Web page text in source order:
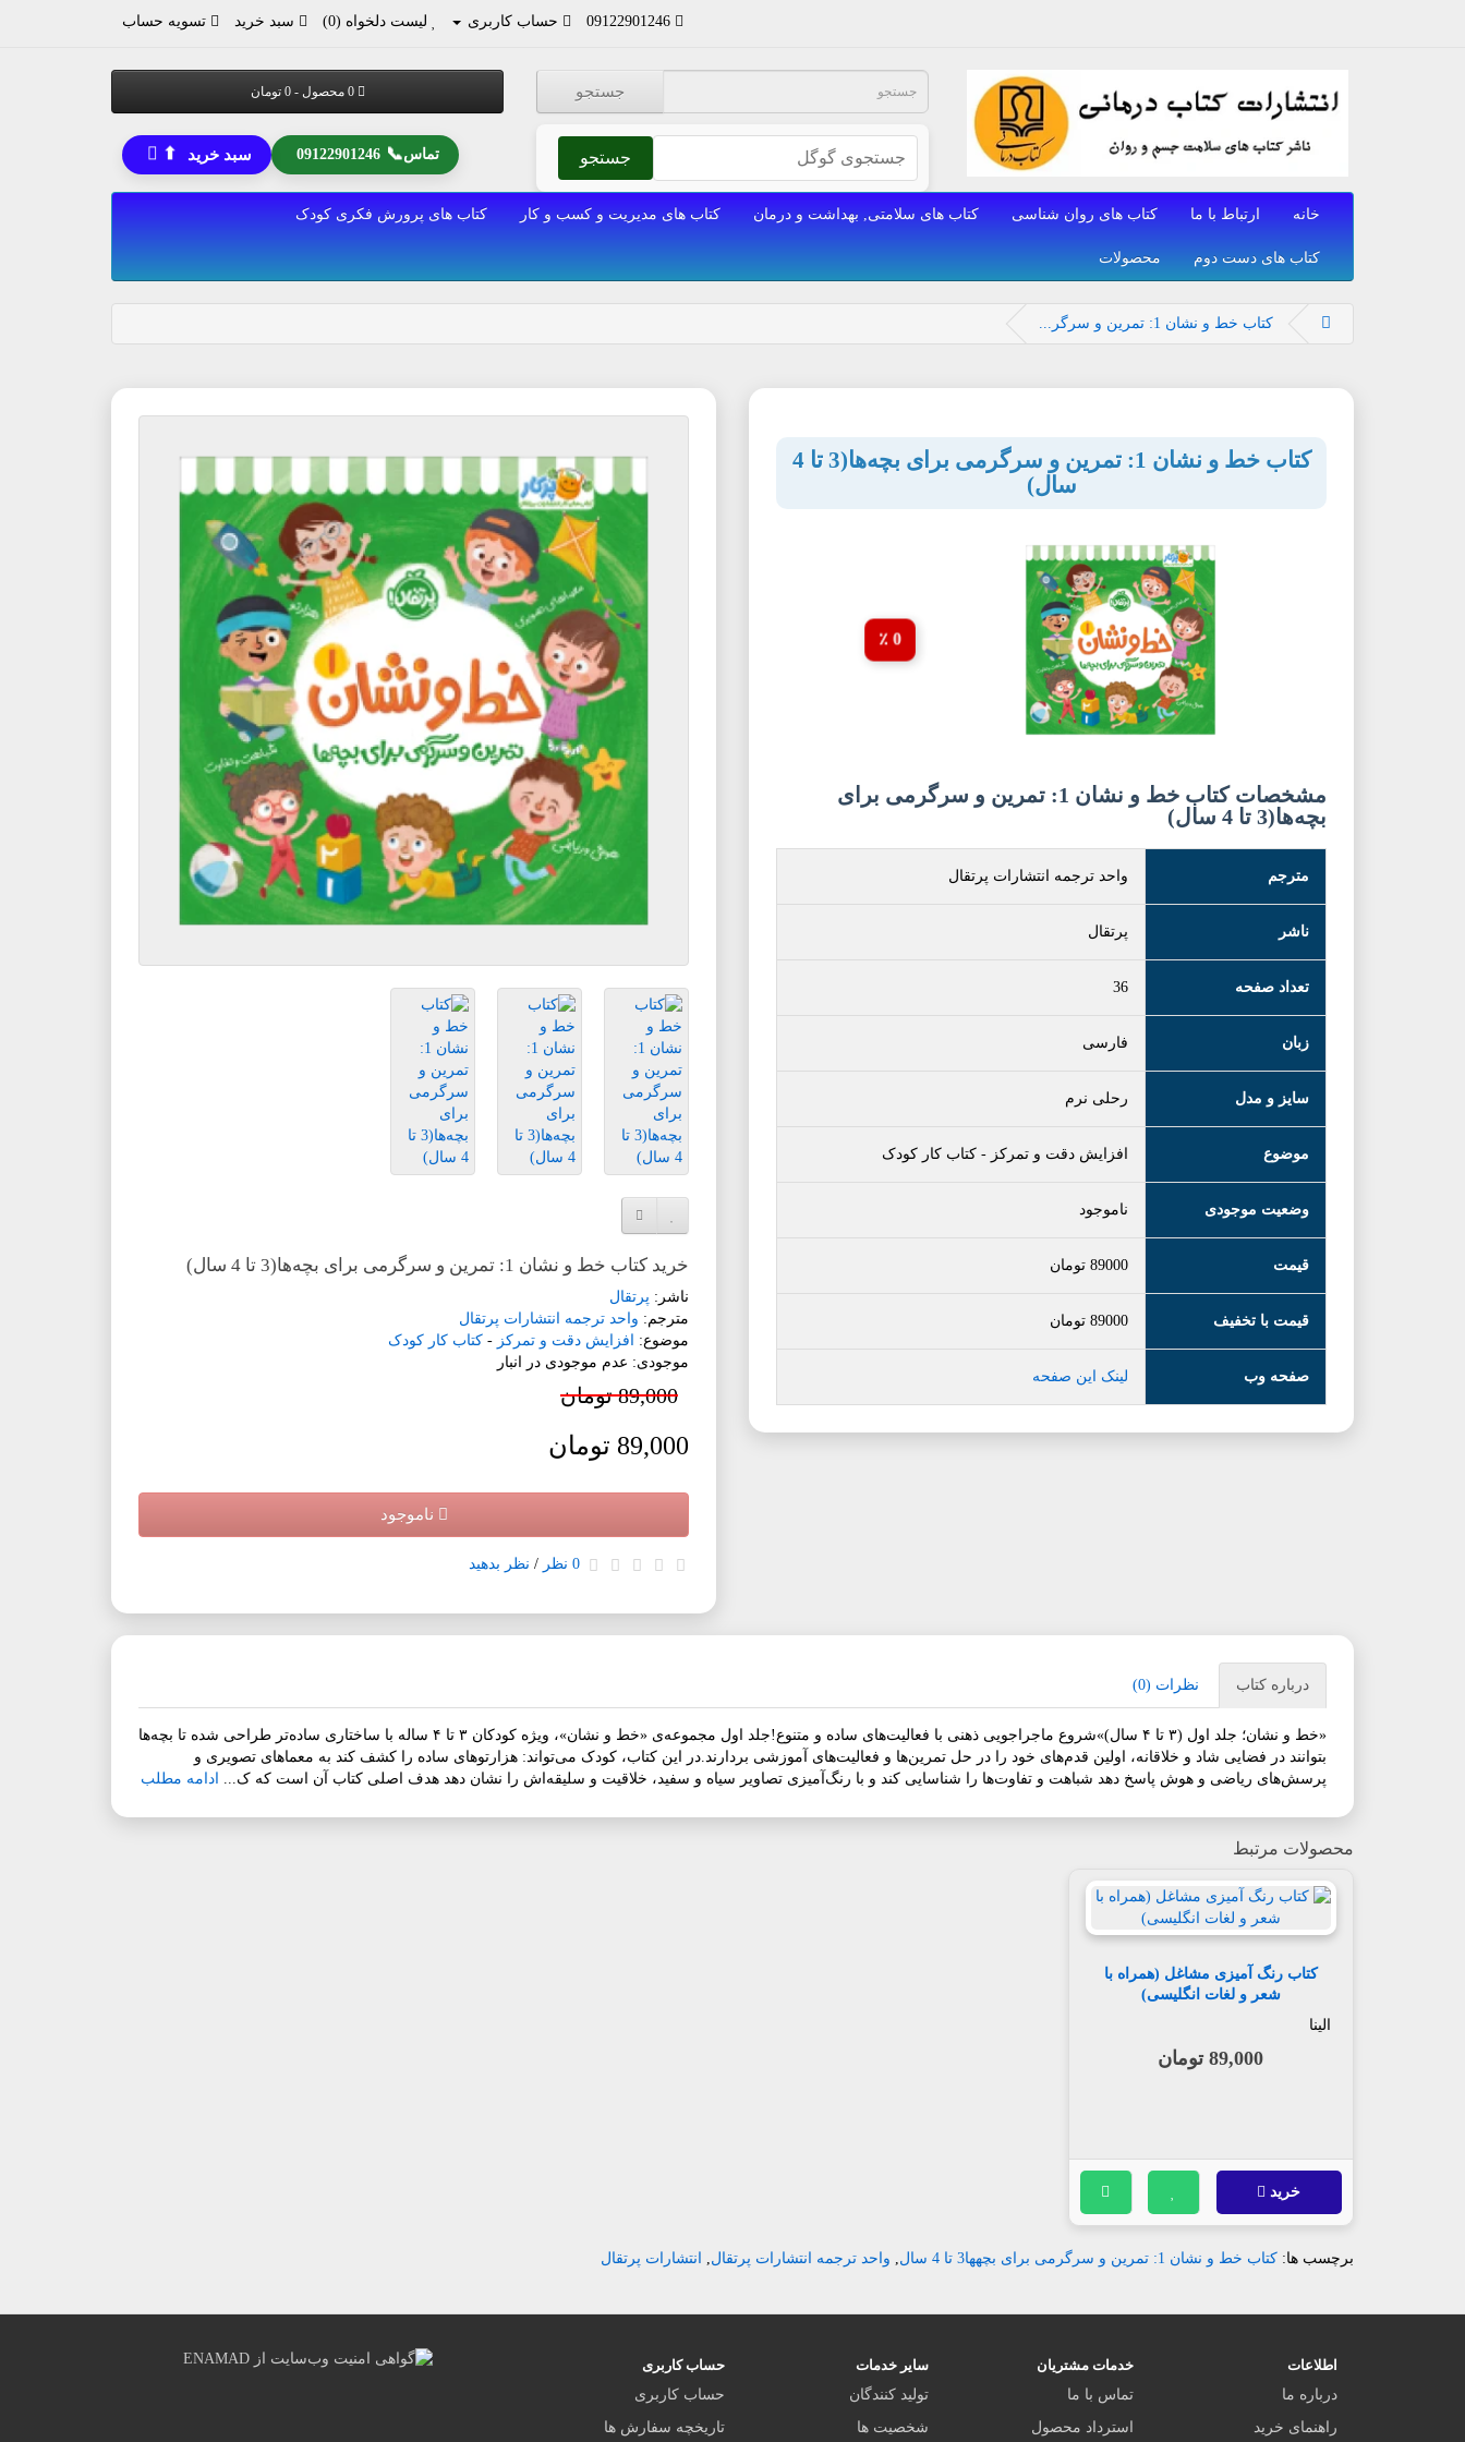
09122901246 حساب کاربری لیست دلخواه (0) سبد خرید تسویه حساب
جستجو
جستجو
0 محصول - 0 تومان
تماس 📞
09122901246 سبد خرید ⬆
خانه ارتباط با ما کتاب های روان شناسی کتاب های سلامتی, بهداشت و درمان کتاب های مدیریت و کسب و کار کتاب های پرورش فکری کودک
کتاب های دست دوم محصولات
کتاب خط و نشان 1: تمرین و سرگر...
کتاب خط و نشان 1: تمرین و سرگرمی برای بچه‌ها(3 تا 4
سال)
0 ٪
مشخصات کتاب خط و نشان 1: تمرین و سرگرمی برای
بچه‌ها(3 تا 4 سال)
مترجم واحد ترجمه انتشارات پرتقال
ناشر پرتقال
تعداد صفحه 36
زبان فارسی
سایز و مدل رحلی نرم
موضوع افزایش دقت و تمرکز - کتاب کار کودک
وضعیت موجودی ناموجود
قیمت 89000 تومان
قیمت با تخفیف 89000 تومان
صفحه وب لینک این صفحه
افزودن به لیست دلخواه
خرید کتاب خط و نشان 1: تمرین و سرگرمی برای بچه‌ها(3 تا 4 سال)
ناشر: پرتقال
مترجم: واحد ترجمه انتشارات پرتقال
موضوع:
افزایش دقت و تمرکز - کتاب کار کودک
موجودی: عدم موجودی در انبار
89,000 تومان
89,000 تومان
ناموجود
0 نظر / نظر بدهید
درباره کتاب نظرات (0)
«خط و نشان؛ جلد اول (۳ تا ۴ سال)»شروع ماجراجویی ذهنی با فعالیت‌های ساده و متنوع!جلد اول مجموعه‌ی «خط و نشان»، ویژه کودکان ۳ تا ۴ ساله با ساختاری ساده‌تر طراحی شده تا بچه‌ها
بتوانند در فضایی شاد و خلاقانه، اولین قدم‌های خود را در حل تمرین‌ها و فعالیت‌های آموزشی بردارند.در این کتاب، کودک می‌تواند: هزارتوهای ساده را کشف کند به معماهای تصویری و
پرسش‌های ریاضی و هوش پاسخ دهد شباهت و تفاوت‌ها را شناسایی کند و با رنگ‌آمیزی تصاویر سیاه و سفید، خلاقیت و سلیقه‌اش را نشان دهد هدف اصلی کتاب آن است که ک... ادامه مطلب
محصولات مرتبط
کتاب رنگ آمیزی مشاغل (همراه با
شعر و لغات انگلیسی)
الینا
89,000 تومان
خرید
برچسب ها: کتاب خط و نشان 1: تمرین و سرگرمی برای بچهها3 تا 4 سال , واحد ترجمه انتشارات پرتقال, انتشارات پرتقال
اطلاعات
درباره ما
راهنمای خرید
خدمات مشتریان
تماس با ما
استرداد محصول
سایر خدمات
تولید کنندگان
شخصیت ها
حساب کاربری
حساب کاربری
تاریخچه سفارش ها